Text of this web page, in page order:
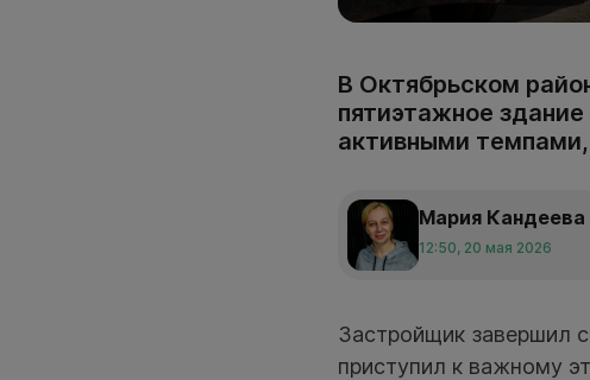
В Октябрьском
пятиэтажное
активными
Мария Кандеева
12:50, 20 мая 2026
Застройщик завершил
приступил к важному